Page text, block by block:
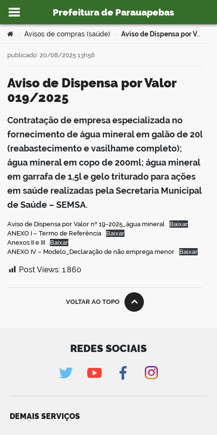
Ir para o conteúdo
Prefeitura de Parauapebas
portal
Você está aqui:
Avisos de compras (saúde) Aviso de Dispensa por Valor 019/2025
Aviso de Dispensa por Valor
019/2025
publicado: 20/08/2025 13h56
Contratação de empresa especializada no
fornecimento de água mineral em galão de 20l
(reabastecimento e vasilhame completo);
água mineral em copo de 200ml; água mineral
em garrafa de 1,5l e gelo triturado para ações
em saúde realizadas pela Secretaria Municipal
de Saúde – SEMSA.
Aviso de Dispensa por Valor nº 19-2025_água mineral
Baixar
ANEXO I – Termo de Referência
Baixar
Anexos II e III
Baixar
ANEXO IV – Modelo_Declaração de não emprega menor
Baixar
Post Views: 1.860
VOLTAR AO TOPO
REDES SOCIAIS
DEMAIS SERVIÇOS